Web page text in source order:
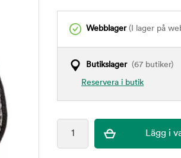
Webblager(I lager på
Butikslager(67 butiker)
Reservera i butik